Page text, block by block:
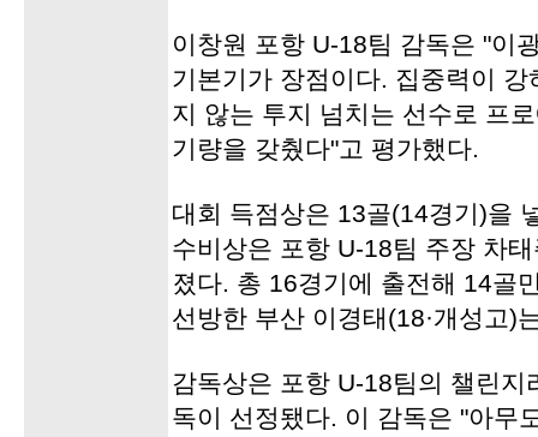
이창원 포항 U-18팀 감독은 "이
기본기가 장점이다. 집중력이
지 않는 투지 넘치는 선수로 프
기량을 갖췄다"고 평가했다.
대회 득점상은 13골(14경기)을
수비상은 포항 U-18팀 주장 차
졌다. 총 16경기에 출전해 14골
선방한 부산 이경태(18·개성고)
감독상은 포항 U-18팀의 챌린
독이 선정됐다. 이 감독은 "아무